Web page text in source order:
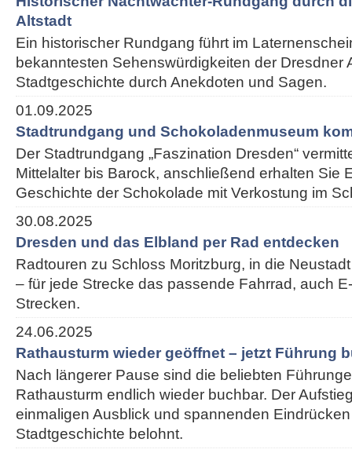
Altstadt
Ein historischer Rundgang führt im
bekanntesten Sehenswürdigkeiten der Dresdner
Stadtgeschichte durch Anekdoten und Sagen.
01.09.2025
Stadtrundgang und Schokoladenmuseum
Der Stadtrundgang „Faszination Dresden“
Mittelalter bis Barock, anschließend erhalten Sie
Geschichte der Schokolade mit Verkostung im
30.08.2025
Dresden und das Elbland per Rad entdecken
Radtouren zu Schloss Moritzburg, in die
– für jede Strecke das passende Fahrrad, auch
Strecken.
24.06.2025
Rathausturm wieder geöffnet – jetzt Führung
Nach längerer Pause sind die beliebten
Rathausturm endlich wieder buchbar. Der
einmaligen Ausblick und spannenden
Stadtgeschichte belohnt.